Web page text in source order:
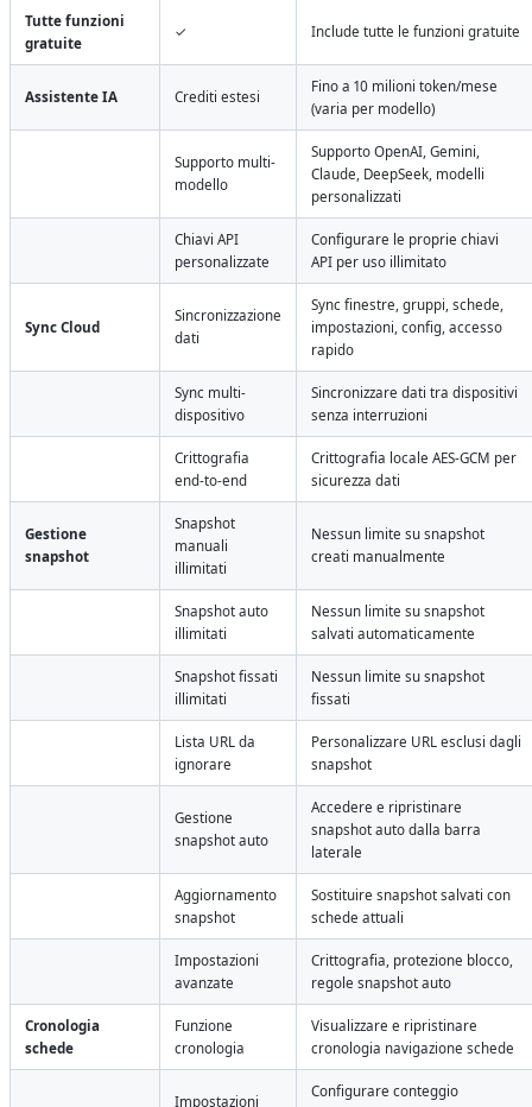
Tutte funzioni
gratuite
✓ Include tutte le funzioni gratuite
Assistente IA Crediti estesi
Fino a 10 milioni token/mese
(varia per modello)
Supporto multi-
modello
Supporto OpenAI, Gemini,
Claude, DeepSeek, modelli
personalizzati
Chiavi API
personalizzate
Configurare le proprie chiavi
API per uso illimitato
Sync Cloud
Sincronizzazione
dati
Sync finestre, gruppi, schede,
impostazioni, config, accesso
rapido
Sync multi-
dispositivo
Sincronizzare dati tra dispositivi
senza interruzioni
Crittografia
end-to-end
Crittografia locale AES-GCM per
sicurezza dati
Gestione
snapshot
Snapshot
manuali
illimitati
Nessun limite su snapshot
creati manualmente
Snapshot auto
illimitati
Nessun limite su snapshot
salvati automaticamente
Snapshot fissati
illimitati
Nessun limite su snapshot
fissati
Lista URL da
ignorare
Personalizzare URL esclusi dagli
snapshot
Gestione
snapshot auto
Accedere e ripristinare
snapshot auto dalla barra
laterale
Aggiornamento
snapshot
Sostituire snapshot salvati con
schede attuali
Impostazioni
avanzate
Crittografia, protezione blocco,
regole snapshot auto
Cronologia
schede
Funzione
cronologia
Visualizzare e ripristinare
cronologia navigazione schede
Impostazioni
Configurare conteggio